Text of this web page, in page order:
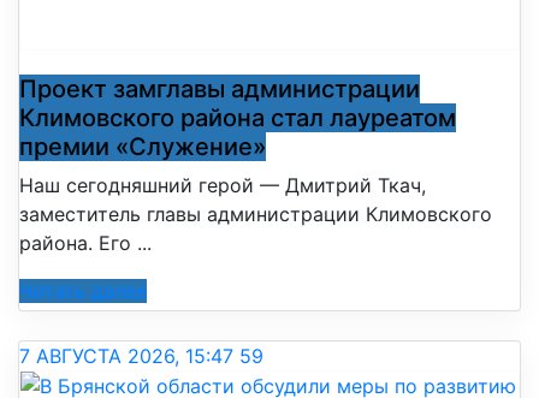
Проект замглавы администрации
Климовского района стал лауреатом
премии «Служение»
Наш сегодняшний герой — Дмитрий Ткач,
заместитель главы администрации Климовского
района. Его ...
Читать далее
7 АВГУСТА 2026, 15:47 59